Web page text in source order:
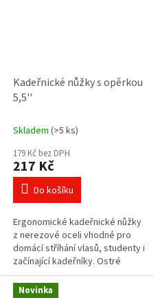
Kadeřnické nůžky s opěrkou
5,5''
Skladem (>5 ks)
179 Kč bez DPH
217 Kč
Do košíku
Ergonomické kadeřnické nůžky
z nerezové oceli vhodné pro
domácí stříhání vlasů, studenty i
začínající kadeřníky. Ostré
čepele, lehká konstrukce a
pohodlné držení zajistí přesný...
Novinka